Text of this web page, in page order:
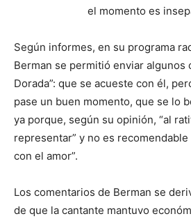
el momento es
Según informes, en su programa
Berman se permitió enviar algunos
Dorada”: que se acueste con él,
pase un buen momento, que se lo
ya porque, según su opinión, “al
representar” y no es recomendable
con el amor”.
Los comentarios de Berman se
de que la cantante mantuvo